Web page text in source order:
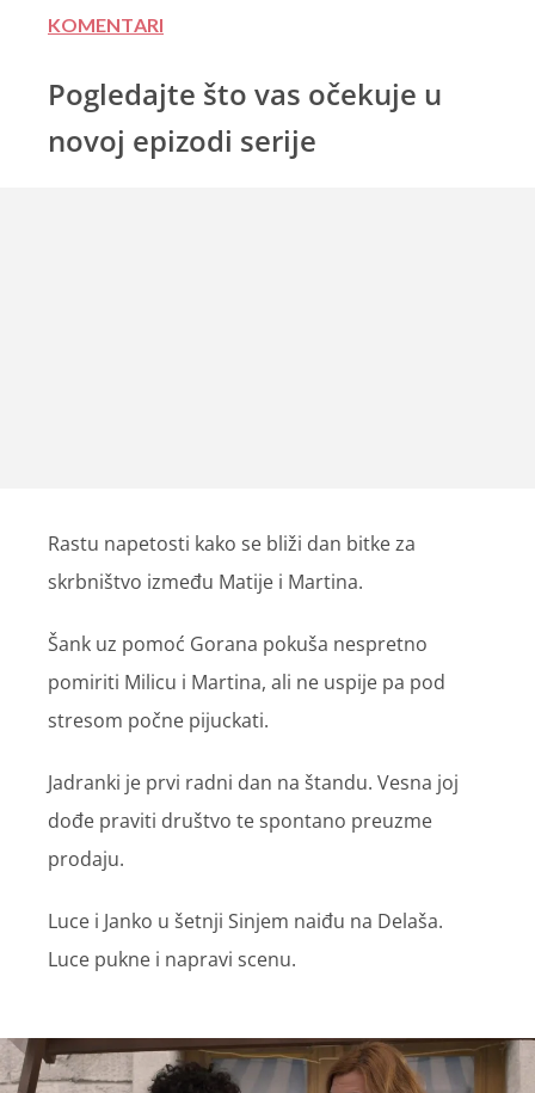
KOMENTARI
Pogledajte što vas očekuje u
novoj epizodi serije
Rastu napetosti kako se bliži dan bitke za
skrbništvo između Matije i Martina.
Šank uz pomoć Gorana pokuša nespretno
pomiriti Milicu i Martina, ali ne uspije pa pod
stresom počne pijuckati.
Jadranki je prvi radni dan na štandu. Vesna joj
dođe praviti društvo te spontano preuzme
prodaju.
Luce i Janko u šetnji Sinjem naiđu na Delaša.
Luce pukne i napravi scenu.